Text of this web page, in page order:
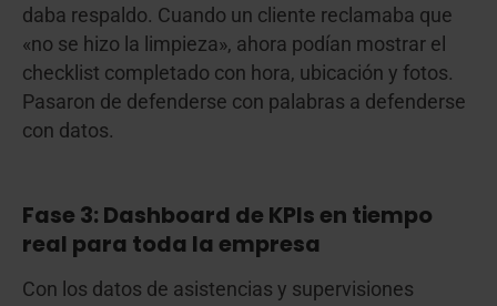
daba respaldo. Cuando un cliente reclamaba que
«no se hizo la limpieza», ahora podían mostrar el
checklist completado con hora, ubicación y fotos.
Pasaron de defenderse con palabras a defenderse
con datos.
Fase 3: Dashboard de KPIs en tiempo
real para toda la empresa
Con los datos de asistencias y supervisiones